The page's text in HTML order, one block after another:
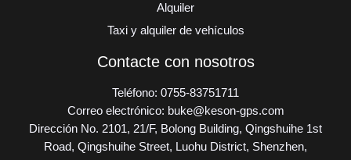
Alquiler
Taxi y alquiler de vehículos
Contacte con nosotros
Teléfono: 0755-83751711
Correo electrónico: buke@keson-gps.com
Dirección No. 2101, 21/F, Bolong Building, Qingshuihe 1st
Road, Qingshuihe Street, Luohu District, Shenzhen,